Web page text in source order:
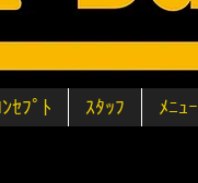
ｾﾌﾟﾄ ｽﾀｯﾌ ﾒﾆｭｰ